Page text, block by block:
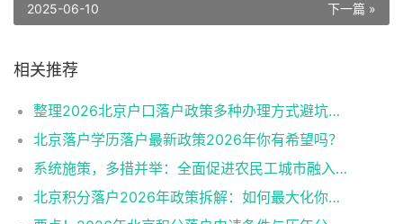
下一篇 »
2025-06-10
相关推荐
整理2026北京户口落户政策多种办理方式避坑指南
北京落户学历落户最新政策2026年你有希望吗？
系统施策，多措并举：全面促进农民工城市融入与社会融合
北京积分落户2026年政策拆解：如何最大化你的积分？